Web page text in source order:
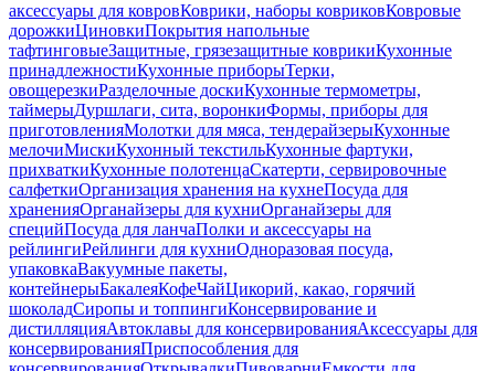
аксессуары для ковровКоврики, наборы ковриковКовровые
дорожкиЦиновкиПокрытия напольные
тафтинговыеЗащитные, грязезащитные коврикиКухонные
принадлежностиКухонные приборыТерки,
овощерезкиРазделочные доскиКухонные термометры,
таймерыДуршлаги, сита, воронкиФормы, приборы для
приготовленияМолотки для мяса, тендерайзерыКухонные
мелочиМискиКухонный текстильКухонные фартуки,
прихваткиКухонные полотенцаСкатерти, сервировочные
салфеткиОрганизация хранения на кухнеПосуда для
храненияОрганайзеры для кухниОрганайзеры для
специйПосуда для ланчаПолки и аксессуары на
рейлингиРейлинги для кухниОдноразовая посуда,
упаковкаВакуумные пакеты,
контейнерыБакалеяКофеЧайЦикорий, какао, горячий
шоколадСиропы и топпингиКонсервирование и
дистилляцияАвтоклавы для консервированияАксессуары для
консервированияПриспособления для